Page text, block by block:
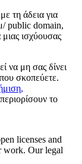
τη άδεια για
public domain,
ισχύουσας
να μη σας δίνει
σκοπεύετε.
το
licenses and
work. Our legal